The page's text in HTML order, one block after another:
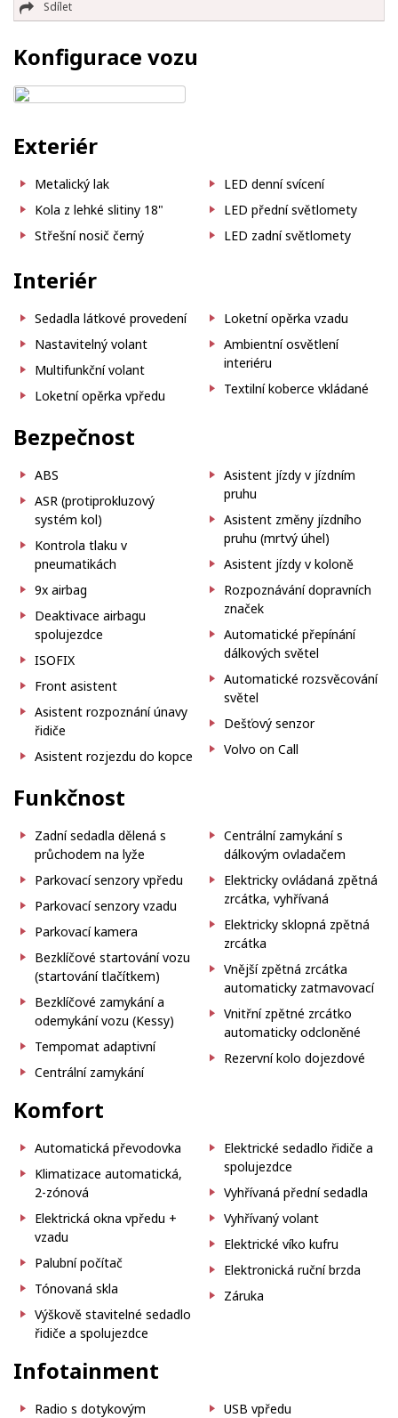
Sdílet
Konfigurace vozu
Exteriér
Metalický lak
Kola z lehké slitiny 18"
Střešní nosič černý
LED denní svícení
LED přední světlomety
LED zadní světlomety
Interiér
Sedadla látkové provedení
Nastavitelný volant
Multifunkční volant
Loketní opěrka vpředu
Loketní opěrka vzadu
Ambientní osvětlení
interiéru
Textilní koberce vkládané
Bezpečnost
ABS
ASR (protiprokluzový
systém kol)
Kontrola tlaku v
pneumatikách
9x airbag
Deaktivace airbagu
spolujezdce
ISOFIX
Front asistent
Asistent rozpoznání únavy
řidiče
Asistent rozjezdu do kopce
Asistent jízdy v jízdním
pruhu
Asistent změny jízdního
pruhu (mrtvý úhel)
Asistent jízdy v koloně
Rozpoznávání dopravních
značek
Automatické přepínání
dálkových světel
Automatické rozsvěcování
světel
Dešťový senzor
Volvo on Call
Funkčnost
Zadní sedadla dělená s
průchodem na lyže
Parkovací senzory vpředu
Parkovací senzory vzadu
Parkovací kamera
Bezklíčové startování vozu
(startování tlačítkem)
Bezklíčové zamykání a
odemykání vozu (Kessy)
Tempomat adaptivní
Centrální zamykání
Centrální zamykání s
dálkovým ovladačem
Elektricky ovládaná zpětná
zrcátka, vyhřívaná
Elektricky sklopná zpětná
zrcátka
Vnější zpětná zrcátka
automaticky zatmavovací
Vnitřní zpětné zrcátko
automaticky odcloněné
Rezervní kolo dojezdové
Komfort
Automatická převodovka
Klimatizace automatická,
2-zónová
Elektrická okna vpředu +
vzadu
Palubní počítač
Tónovaná skla
Výškově stavitelné sedadlo
řidiče a spolujezdce
Elektrické sedadlo řidiče a
spolujezdce
Vyhřívaná přední sedadla
Vyhřívaný volant
Elektrické víko kufru
Elektronická ruční brzda
Záruka
Infotainment
Radio s dotykovým
USB vpředu